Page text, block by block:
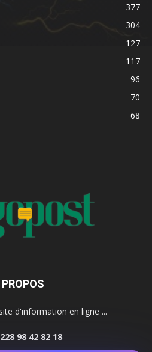
377
304
127
117
96
70
68
d'information en ligne ...
98 42 82 18